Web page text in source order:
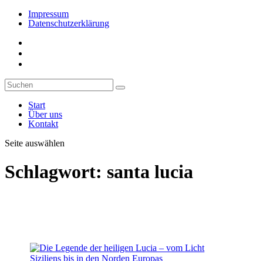
Impressum
Datenschutzerklärung
Start
Über uns
Kontakt
Seite auswählen
Schlagwort: santa lucia